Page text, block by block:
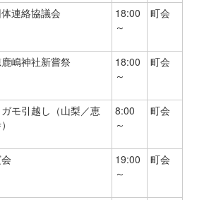
体連絡協議会
18:00
～
町会
嶋神社新嘗祭
18:00
～
町会
モ引越し（山梨／恵
8:00
～
町会
19:00
～
町会